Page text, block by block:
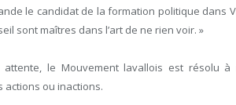
le candidat de la formation politique dans
sont maîtres dans l’art de ne rien voir. »
attente, le Mouvement lavallois est résolu
actions ou inactions.